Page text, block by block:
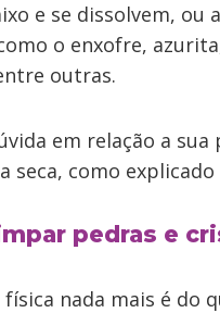
e se dissolvem, ou
o enxofre,
outras.
em relação a sua
seca, como explicado
pedras e
nada mais é do